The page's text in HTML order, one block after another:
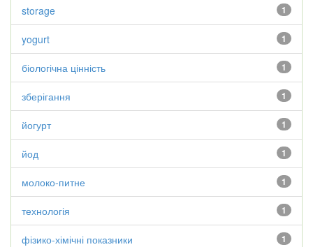
1
storage
1
yogurt
1
біологічна цінність
1
зберігання
1
йогурт
1
йод
1
молоко-питне
1
технологія
1
фізико-хімічні показники